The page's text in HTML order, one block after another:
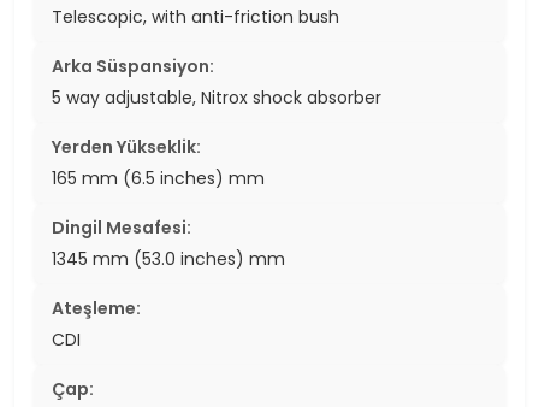
Telescopic, with anti-friction bush
Arka Süspansiyon:
5 way adjustable, Nitrox shock absorber
Yerden Yükseklik:
165 mm (6.5 inches) mm
Dingil Mesafesi:
1345 mm (53.0 inches) mm
Ateşleme:
CDI
Çap: